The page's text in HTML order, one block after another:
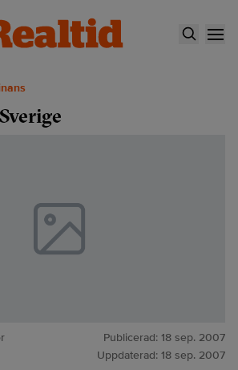
Publicerad: 18 sep. 2007
Uppdaterad: 18 sep. 2007